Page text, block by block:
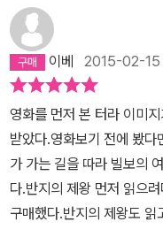
족속은 온전히 톨킨의 창조
거대 서사 스토리의 메인
른 종족에 비해 특별히 내
오히려 톨킨의 선택을 이끌
는 주체가 지극히 작고 연
시스와 감동은 더 크게 다
정>에서 간달프는 왜 호빗
게 이렇게 말한다. '사루만
필요하다고 생각하지만, 난
않다. 이런 물질적인 부에
면 이 부분이 간달프가 빌
지도 모르겠다. 보석 같은
중하게 생각할 줄 아는 소박
보다 등장인물도 작고 서사
손에 땀을 쥐게 하는 전투
빵빵 터지는 구석이 있어
기 초반에 화자는 '이 이야
이 모험을 하게 되었고 예
이베 2015-02-15
영화를 먼저 본 터라 이미
받았다.영화보기 전에 봤
가 가는 길을 따라 빌보의
다.반지의 제왕 먼저 읽으
구매했다.반지의 제왕도 읽